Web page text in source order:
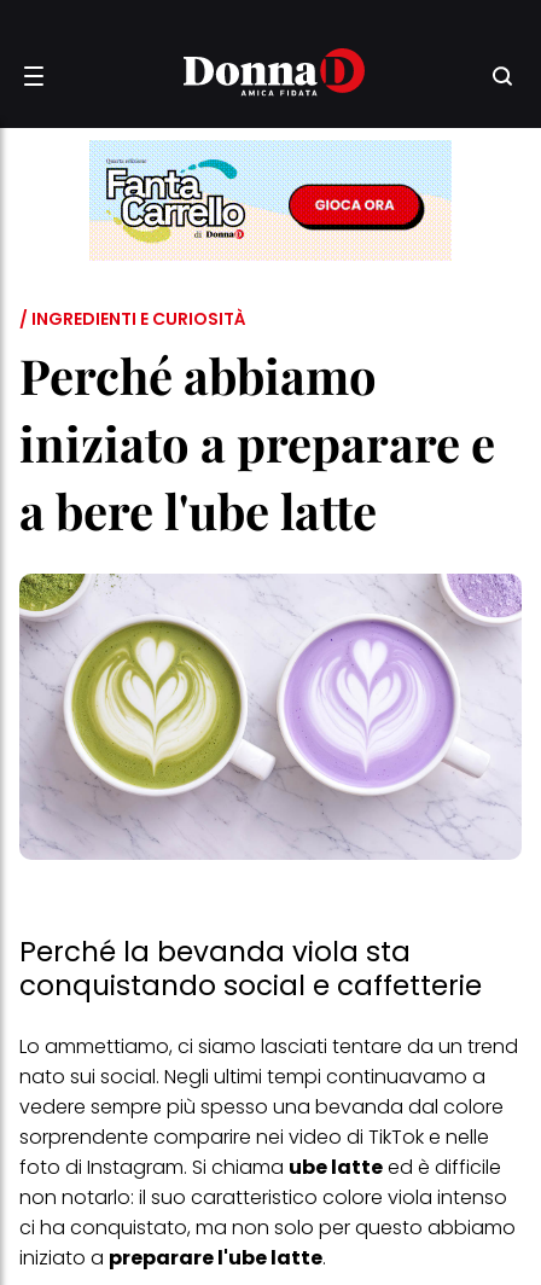
/ INGREDIENTI E CURIOSITÀ
Perché abbiamo
iniziato a preparare e
a bere l'ube latte
Perché la bevanda viola sta
conquistando social e caffetterie
Lo ammettiamo, ci siamo lasciati tentare da un trend
nato sui social. Negli ultimi tempi continuavamo a
vedere sempre più spesso una bevanda dal colore
sorprendente comparire nei video di TikTok e nelle
foto di Instagram. Si chiama ube latteed è difficile
non notarlo: il suo caratteristico colore viola intenso
ci ha conquistato, ma non solo per questo abbiamo
iniziato a preparare l'ube latte.